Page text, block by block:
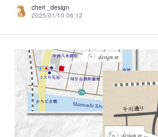
cheri _design
2025/01/10 06:12